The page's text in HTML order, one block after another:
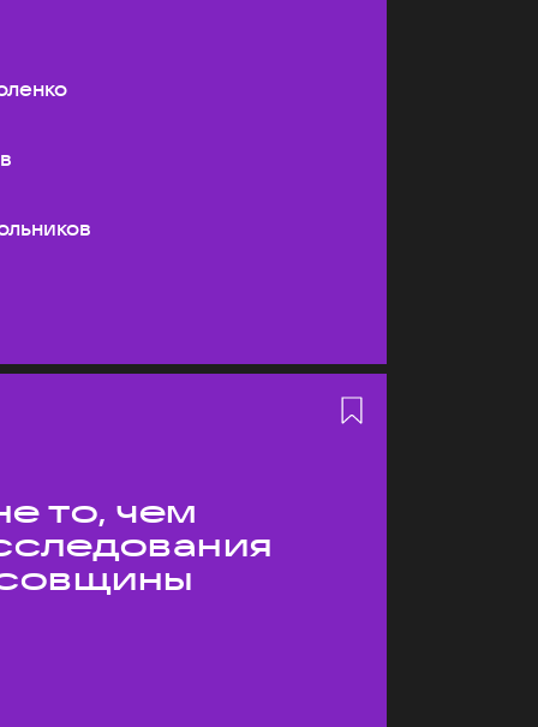
то, чем